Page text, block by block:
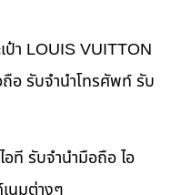
ป๋า LOUIS VUITTON
อ รับจำนำโทรศัพท์ รับ
อที รับจำนำมือถือ ไอ